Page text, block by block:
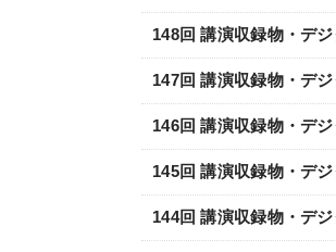
148回 講演収録物・デ
147回 講演収録物・デ
146回 講演収録物・デ
145回 講演収録物・デ
144回 講演収録物・デ